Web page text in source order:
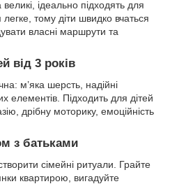
великі, ідеально підходять для
тому діти швидко вчаться
власні маршрути та
від 3 років
м’яка шерсть, надійні
елементів. Підходить для дітей
дрібну моторику, емоційність
з батьками
сімейні ритуали. Грайте
квартирою, вигадуйте